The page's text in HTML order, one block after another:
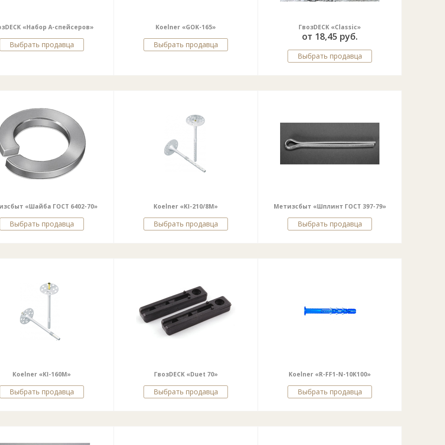
«Набор А-спейсеров»
Выбрать продавца
Koelner «GOK-165»
Выбрать продавца
ГвозDECK «Classic»
от 18,45 руб.
Выбрать продавца
«Шайба ГОСТ 6402-70»
Выбрать продавца
Koelner «KI-210/8M»
Выбрать продавца
Метизсбыт «Шплинт ГОСТ 397-79»
Выбрать продавца
Koelner «KI-160М»
Выбрать продавца
ГвозDECK «Duet 70»
Выбрать продавца
Koelner «R-FF1-N-10K100»
Выбрать продавца